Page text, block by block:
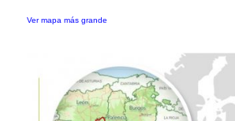
Ver mapa más grande